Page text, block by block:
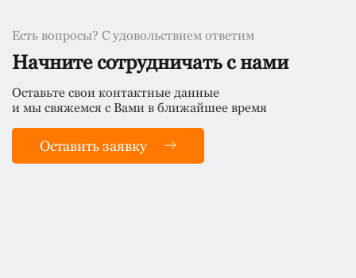
Есть вопросы? С удовольствием ответим
Начните сотрудничать с нами
Оставьте свои контактные данные
и мы свяжемся с Вами в ближайшее время
Оставить заявку